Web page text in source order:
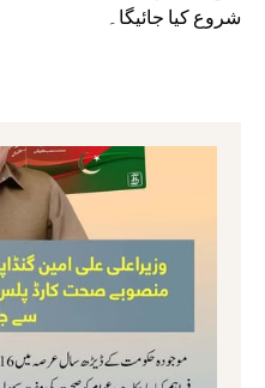
شروع کیا جائیگا۔